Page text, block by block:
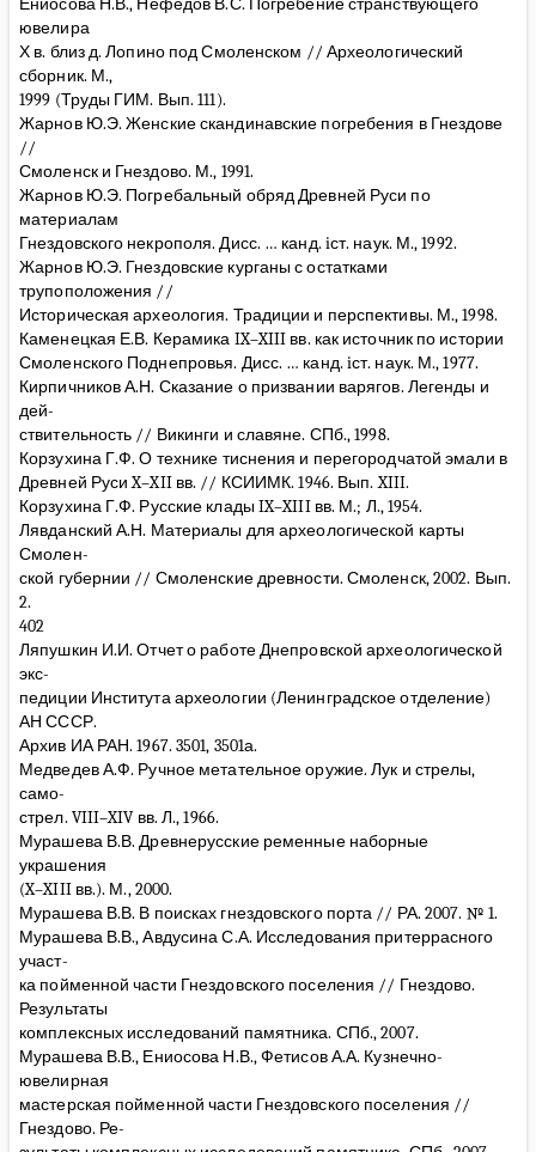
Ениосова Н.В., Нефедов В.С. Погребение странствующего
ювелира
Х в. близ д. Лопино под Смоленском // Археологический
сборник. М.,
1999 (Труды ГИМ. Вып. 111).
Жарнов Ю.Э. Женские скандинавские погребения в Гнездове
//
Смоленск и Гнездово. М., 1991.
Жарнов Ю.Э. Погребальный обряд Древней Руси по
материалам
Гнездовского некрополя. Дисс. … канд. iст. наук. М., 1992.
Жарнов Ю.Э. Гнездовские курганы с остатками
трупоположения //
Историческая археология. Традиции и перспективы. М., 1998.
Каменецкая Е.В. Керамика IX–XIII вв. как источник по истории
Смоленского Поднепровья. Дисс. … канд. iст. наук. М., 1977.
Кирпичников А.Н. Сказание о призвании варягов. Легенды и
дей-
ствительность // Викинги и славяне. СПб., 1998.
Корзухина Г.Ф. О технике тиснения и перегородчатой эмали в
Древней Руси X–XII вв. // КСИИМК. 1946. Вып. XIII.
Корзухина Г.Ф. Русские клады IX–XIII вв. М.; Л., 1954.
Лявданский А.Н. Материалы для археологической карты
Смолен-
ской губернии // Смоленские древности. Смоленск, 2002. Вып.
2.
402
Ляпушкин И.И. Отчет о работе Днепровской археологической
экс-
педиции Института археологии (Ленинградское отделение)
АН СССР.
Архив ИА РАН. 1967. 3501, 3501а.
Медведев А.Ф. Ручное метательное оружие. Лук и стрелы,
само-
стрел. VIII–XIV вв. Л., 1966.
Мурашева В.В. Древнерусские ременные наборные
украшения
(X–XIII вв.). М., 2000.
Мурашева В.В. В поисках гнездовского порта // РА. 2007. № 1.
Мурашева В.В., Авдусина С.А. Исследования притеррасного
участ-
ка пойменной части Гнездовского поселения // Гнездово.
Результаты
комплексных исследований памятника. СПб., 2007.
Мурашева В.В., Ениосова Н.В., Фетисов А.А. Кузнечно-
ювелирная
мастерская пойменной части Гнездовского поселения //
Гнездово. Ре-